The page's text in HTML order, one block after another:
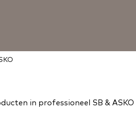
in professioneel SB & ASKO